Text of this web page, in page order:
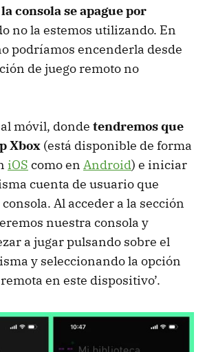
consola se apague por
no la estemos utilizando. En
podríamos encenderla desde
de juego remoto no
móvil, donde tendremos que
Xbox (está disponible de forma
iOS como en Android) e iniciar
cuenta de usuario que
Al acceder a la sección
nuestra consola y
a jugar pulsando sobre el
y seleccionando la opción
en este dispositivo’.